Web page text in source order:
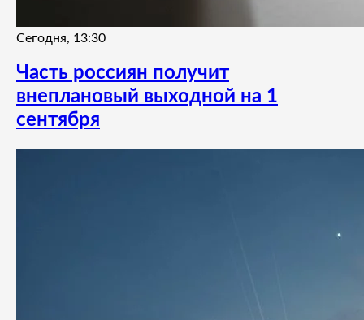
Сегодня, 13:30
Часть россиян получит
внеплановый выходной на 1
сентября